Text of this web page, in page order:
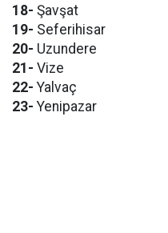
18- Şavşat
19- Seferihisar
20- Uzundere
21- Vize
22- Yalvaç
23- Yenipazar